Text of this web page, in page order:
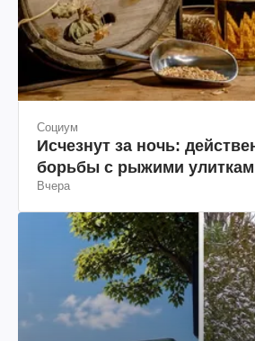
Социум
Исчезнут за ночь:
борьбы с рыжими
Вчера